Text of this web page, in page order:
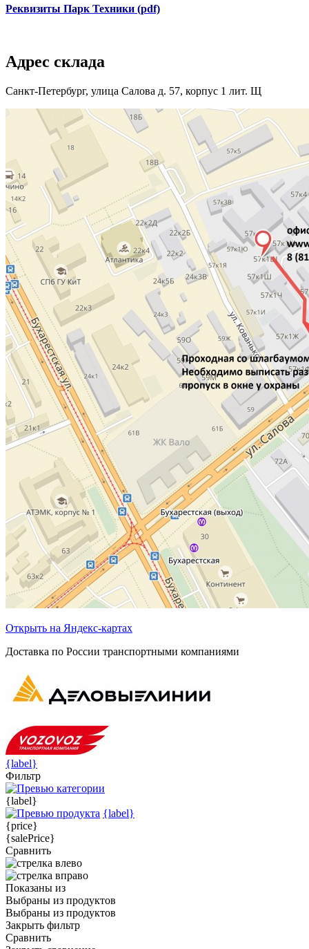
Реквизиты Парк Техники (pdf)
Адрес склада
Санкт-Петербург, улица Салова д. 57, корпус 1 лит. Щ
Открыть на Яндекс-картах
Доставка по России транспортными компаниями
{label}
Фильтр
{label}
{label}
{price}
{salePrice}
Сравнить
Показаны из
Выбраны из продуктов
Выбраны из продуктов
Закрыть фильтр
Сравнить